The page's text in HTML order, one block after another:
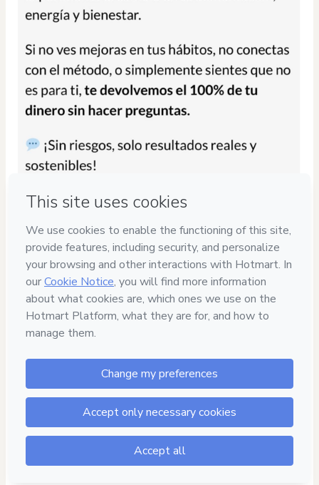
Your information is 100% secure
Safe purchase
Secure and authenticated environment
Approved content
100% reviewed and approved